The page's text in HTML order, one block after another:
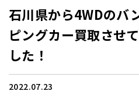
石川県から4WDのバ
ピングカー買取させ
した！
2022.07.23